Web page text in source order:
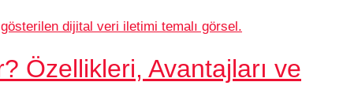
Özellikleri, Avantajları ve